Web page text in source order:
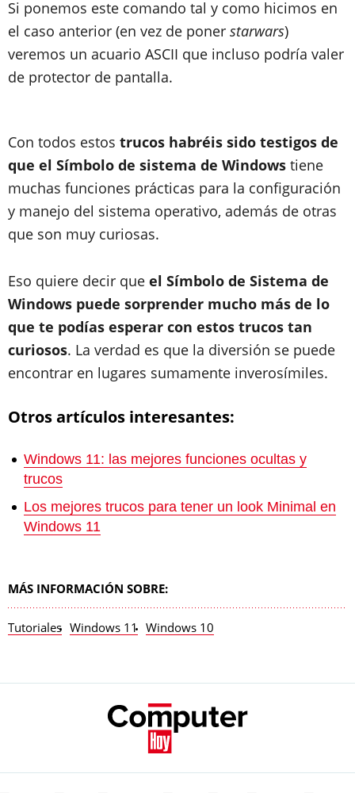
Si ponemos este comando tal y como hicimos en
el caso anterior (en vez de poner starwars)
veremos un acuario ASCII que incluso podría valer
de protector de pantalla.
Con todos estos trucos habréis sido testigos de
que el Símbolo de sistema de Windows tiene
muchas funciones prácticas para la configuración
y manejo del sistema operativo, además de otras
que son muy curiosas.
Eso quiere decir que el Símbolo de Sistema de
Windows puede sorprender mucho más de lo
que te podías esperar con estos trucos tan
curiosos. La verdad es que la diversión se puede
encontrar en lugares sumamente inverosímiles.
Otros artículos interesantes:
Windows 11: las mejores funciones ocultas y
trucos
Los mejores trucos para tener un look Minimal en
Windows 11
MÁS INFORMACIÓN SOBRE:
Tutoriales Windows 11 Windows 10